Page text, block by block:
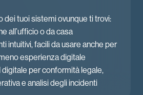
dei tuoi sistemi ovunque ti trovi:
all’ufficio o da casa
intuitivi, facili da usare anche per
esperienza digitale
digitale per conformità legale,
e analisi degli incidenti